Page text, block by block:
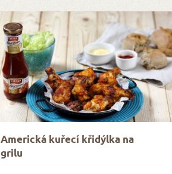
Americká kuřecí křidýlka na
grilu